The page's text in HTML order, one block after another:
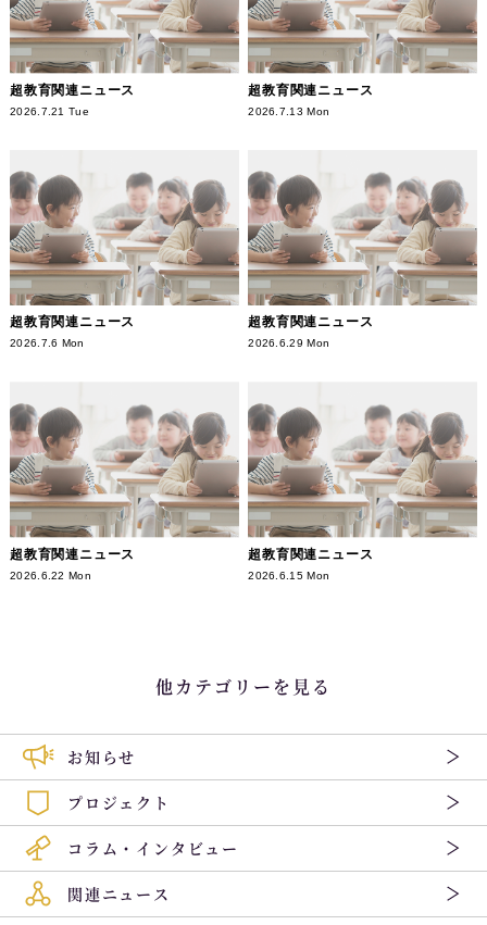
超教育関連ニュース
2026.7.21 Tue
超教育関連ニュース
2026.7.13 Mon
超教育関連ニュース
2026.7.6 Mon
超教育関連ニュース
2026.6.29 Mon
超教育関連ニュース
2026.6.22 Mon
超教育関連ニュース
2026.6.15 Mon
他カテゴリーを見る
お知らせ
プロジェクト
コラム・インタビュー
関連ニュース